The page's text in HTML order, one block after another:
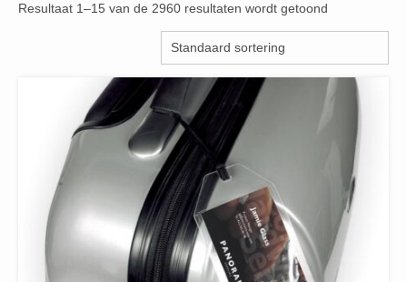
Resultaat 1–15 van de 2960 resultaten wordt getoond